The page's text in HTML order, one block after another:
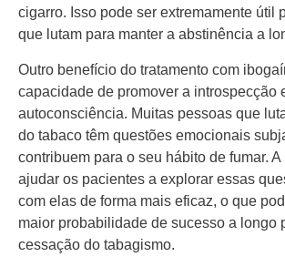
cigarro. Isso pode ser extremamente útil
que lutam para manter a abstinência a
Outro benefício do tratamento com
capacidade de promover a introspecção
autoconsciência. Muitas pessoas que
do tabaco têm questões emocionais
contribuem para o seu hábito de fumar.
ajudar os pacientes a explorar essas
com elas de forma mais eficaz, o que
maior probabilidade de sucesso a longo
cessação do tabagismo.